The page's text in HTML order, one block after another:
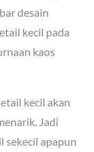
desain
kecil pada
kaos
kecil akan
Jadi
sekecil apapun